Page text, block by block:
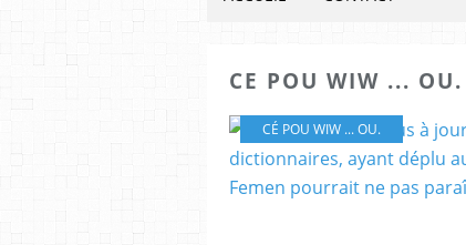
CE POU WIW ... OU.
CÉ POU WIW ... OU.